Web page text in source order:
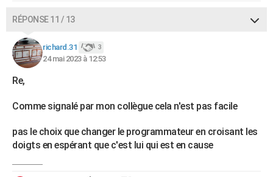
RÉPONSE 11 / 13
richard.31 3
24 mai 2023 à 12:53
Re,
Comme signalé par mon collègue cela n'est pas facile
pas le choix que changer le programmateur en croisant les
doigts en espérant que c'est lui qui est en cause